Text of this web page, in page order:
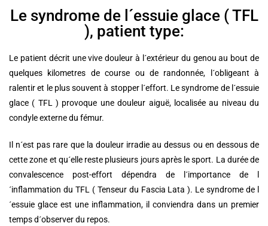
Le syndrome de l´essuie glace ( TFL
), patient type:
Le patient décrit une vive douleur à l´extérieur du genou au bout de
quelques kilometres de course ou de randonnée, l´obligeant à
ralentir et le plus souvent à stopper l´effort. Le syndrome de l´essuie
glace ( TFL ) provoque une douleur aiguë, localisée au niveau du
condyle externe du fémur.
Il n´est pas rare que la douleur irradie au dessus ou en dessous de
cette zone et qu´elle reste plusieurs jours après le sport. La durée de
convalescence post-effort dépendra de l´importance de l
´inflammation du TFL ( Tenseur du Fascia Lata ). Le syndrome de l
´essuie glace est une inflammation, il conviendra dans un premier
temps d´observer du repos.